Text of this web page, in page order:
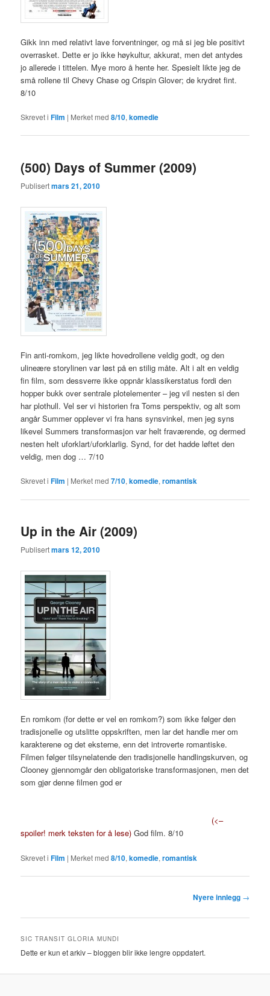
Gikk inn med relativt lave forventninger, og må si jeg ble positivt
overrasket. Dette er jo ikke høykultur, akkurat, men det antydes
jo allerede i tittelen. Mye moro å hente her. Spesielt likte jeg de
små rollene til Chevy Chase og Crispin Glover; de krydret fint.
8/10
Skrevet i Film | Merket med 8/10,komedie
(500) Days of Summer (2009)
Publisertmars 21, 2010
Fin anti-romkom, jeg likte hovedrollene veldig godt, og den
ulineære storylinen var løst på en stilig måte. Alt i alt en veldig
fin film, som dessverre ikke oppnår klassikerstatus fordi den
hopper bukk over sentrale plotelementer – jeg vil nesten si den
har plothull. Vel ser vi historien fra Toms perspektiv, og alt som
angår Summer opplever vi fra hans synsvinkel, men jeg syns
likevel Summers transformasjon var helt fraværende, og dermed
nesten helt uforklart/uforklarlig. Synd, for det hadde løftet den
veldig, men dog … 7/10
Skrevet i Film | Merket med 7/10,komedie,romantisk
Up in the Air (2009)
Publisertmars 12, 2010
En romkom (for dette er vel en romkom?) som ikke følger den
tradisjonelle og utslitte oppskriften, men lar det handle mer om
karakterene og det eksterne, enn det introverte romantiske.
Filmen følger tilsynelatende den tradisjonelle handlingskurven, og
Clooney gjennomgår den obligatoriske transformasjonen, men det
som gjør denne filmen god er
(<–
spoiler! merk teksten for å lese) God film. 8/10
Skrevet i Film | Merket med 8/10,komedie,romantisk
Nyere innlegg →
SIC TRANSIT GLORIA MUNDI
Dette er kun et arkiv – bloggen blir ikke lengre oppdatert.